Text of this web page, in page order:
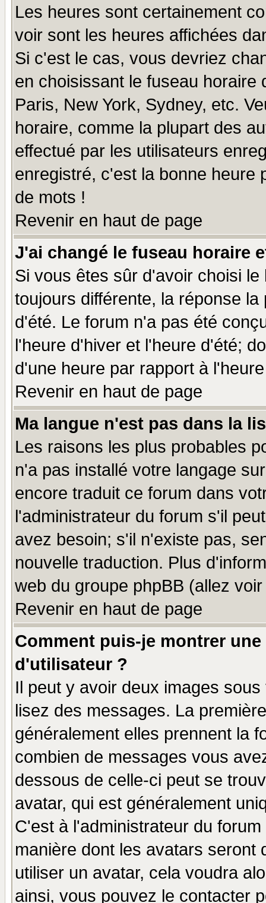
Les heures sont certainement
voir sont les heures affichées
Si c'est le cas, vous devriez
en choisissant le fuseau
Paris, New York, Sydney, etc.
horaire, comme la plupart des
effectué par les utilisateurs
enregistré, c'est la bonne heure
de mots !
Revenir en haut de page
J'ai changé le fuseau horaire
Si vous êtes sûr d'avoir choisi
toujours différente, la réponse
d'été. Le forum n'a pas été
l'heure d'hiver et l'heure d'été;
d'une heure par rapport à
Revenir en haut de page
Ma langue n'est pas dans la
Les raisons les plus probables
n'a pas installé votre langage
encore traduit ce forum dans
l'administrateur du forum s'il
avez besoin; s'il n'existe pas,
nouvelle traduction. Plus
web du groupe phpBB (allez
Revenir en haut de page
Comment puis-je montrer
d'utilisateur ?
Il peut y avoir deux images
lisez des messages. La
généralement elles prennent la
combien de messages vous
dessous de celle-ci peut se
avatar, qui est généralement
C'est à l'administrateur du
manière dont les avatars seront
utiliser un avatar, cela voudra
ainsi, vous pouvez le contacter